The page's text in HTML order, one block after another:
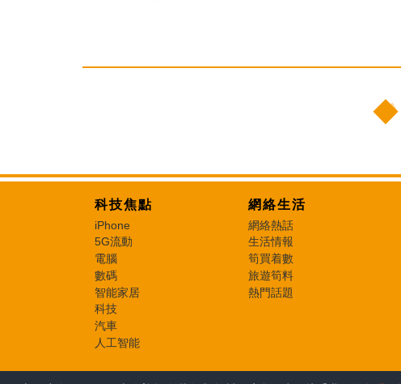
科技焦點
iPhone
5G流動
電腦
數碼
智能家居
科技
汽車
人工智能
網絡生活
網絡熱話
生活情報
筍買着數
旅遊筍料
熱門話題